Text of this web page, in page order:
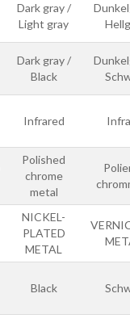
Dark gray /
Light gray
Dark gray /
Black
Infrared
Polished
chrome
metal
NICKEL-
PLATED
METAL
Black